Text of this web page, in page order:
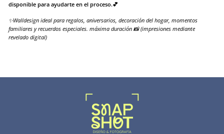
disponible para ayudarte en el proceso.💕
✨Walldesign ideal para regalos, aniversarios, decoración del hogar, momentos
familiares y recuerdos especiales. máxima duración 📸 (impresiones mediante
revelado digital)